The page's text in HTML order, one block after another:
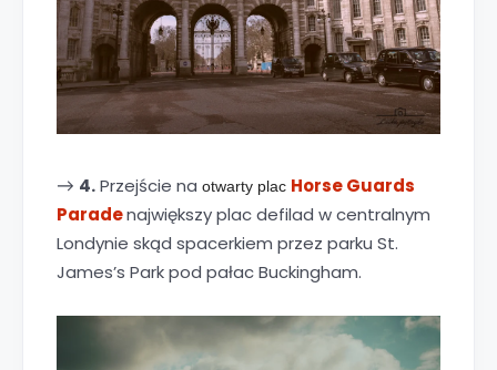
→ 4.Przejście na otwarty plac Horse Guards
Paradenajwiększy plac defilad w centralnym
Londynie skąd spacerkiem przez parku St.
James’s Park pod pałac Buckingham.